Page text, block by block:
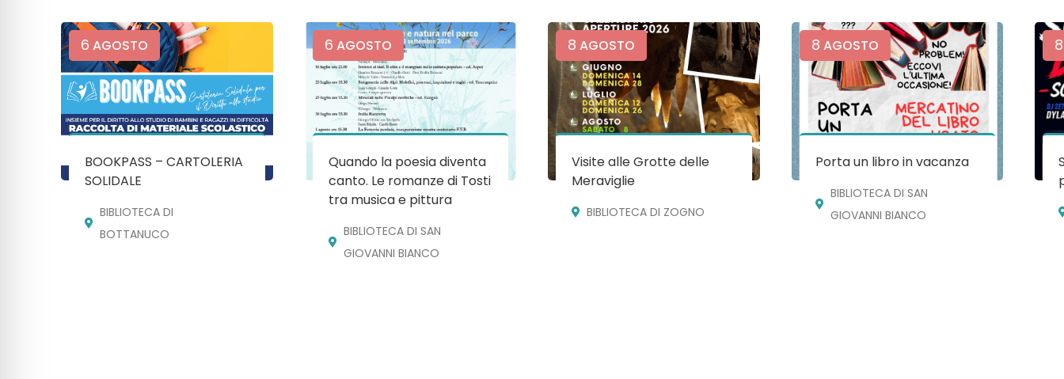
6 AGOSTO
BOOKPASS – CARTOLERIA
SOLIDALE
BIBLIOTECA DI
BOTTANUCO
6 AGOSTO
Quando la poesia diventa
canto. Le romanze di Tosti
tra musica e pittura
BIBLIOTECA DI SAN
GIOVANNI BIANCO
8 AGOSTO
Visite alle Grotte delle
Meraviglie
BIBLIOTECA DI ZOGNO
8 AGOSTO
Porta un libro in vacanza
BIBLIOTECA DI SAN
GIOVANNI BIANCO
8